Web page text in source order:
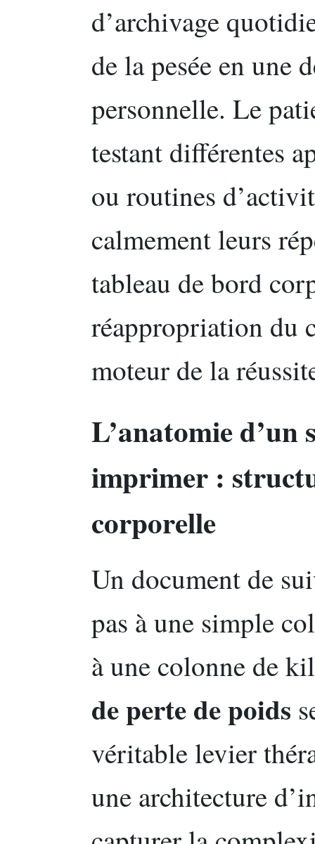
d’archivage
de la pesée en une
personnelle. Le
testant différentes
ou routines
calmement leurs
tableau de bord
réappropriation du
moteur de la
L’anatomie
imprimer :
corporelle
Un document de
pas à une simple
à une colonne de
de perte de poids
véritable levier
une architecture